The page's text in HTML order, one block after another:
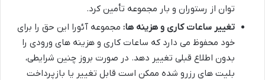
توان از رستوران و بار مجموعه تأمین کرد.
تغییر ساعات کاری و هزینه ها: مجموعه آئورا این حق را برای
خود محفوظ می دارد که ساعات کاری و هزینه های ورودی را
بدون اطلاع قبلی تغییر دهد. در صورت بروز چنین شرایطی،
بلیت های رزرو شده ممکن است قابل تغییر یا بازپرداخت